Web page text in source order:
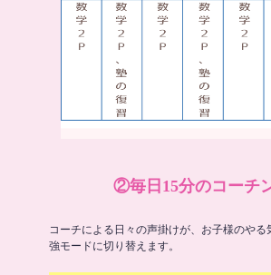
②毎日15分のコーチ
コーチによる日々の声掛けが、お子様のやる
強モードに切り替えます。